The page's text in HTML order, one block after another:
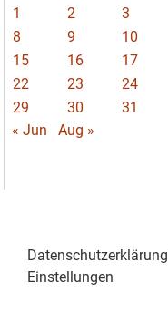
1 2 3
8
9 10
15
16 17
22
23 24
29
30
31
« Jun
Aug »
Datenschutzerklärung
Einstellungen